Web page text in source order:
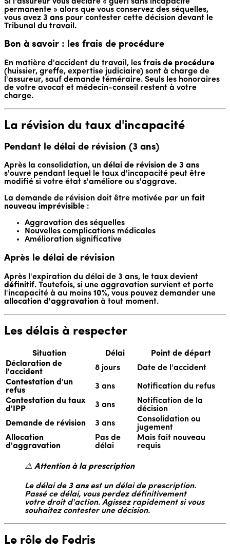
permanente » alors que vous conservez des séquelles,
vous avez 3 ans pour contester cette décision devant le
Tribunal du travail.
Bon à savoir : les frais de procédure
En matière d'accident du travail, les frais de procédure
(huissier, greffe, expertise judiciaire) sont à charge de
l'assureur, sauf demande téméraire. Seuls les honoraires
de votre avocat et médecin-conseil restent à votre
charge.
La révision du taux d'incapacité
Pendant le délai de révision (3 ans)
Après la consolidation, un délai de révision de 3 ans
s'ouvre pendant lequel le taux d'incapacité peut être
modifié si votre état s'améliore ou s'aggrave.
La demande de révision doit être motivée par un fait
nouveau imprévisible :
Aggravation des séquelles
Nouvelles complications médicales
Amélioration significative
Après le délai de révision
Après l'expiration du délai de 3 ans, le taux devient
définitif. Toutefois, si une aggravation survient et porte
l'incapacité à au moins 10%, vous pouvez demander une
allocation d'aggravation à tout moment.
Les délais à respecter
Situation Délai
Point de départ
Déclaration de
l'accident
8 jours
Date de l'accident
Contestation d'un
refus
3 ans
Notification du refus
Contestation du taux
d'IPP
3 ans
Notification de la
décision
Demande de révision
3 ans
Consolidation ou
jugement
Allocation
d'aggravation
Pas de
délai
Mais fait nouveau
requis
⚠️ Attention à la prescription
Le délai de 3 ansest un délai de prescription.
Passé ce délai, vous perdez définitivement
votre droit d'action. Agissez rapidement si vous
souhaitez contester une décision.
Le rôle de Fedris